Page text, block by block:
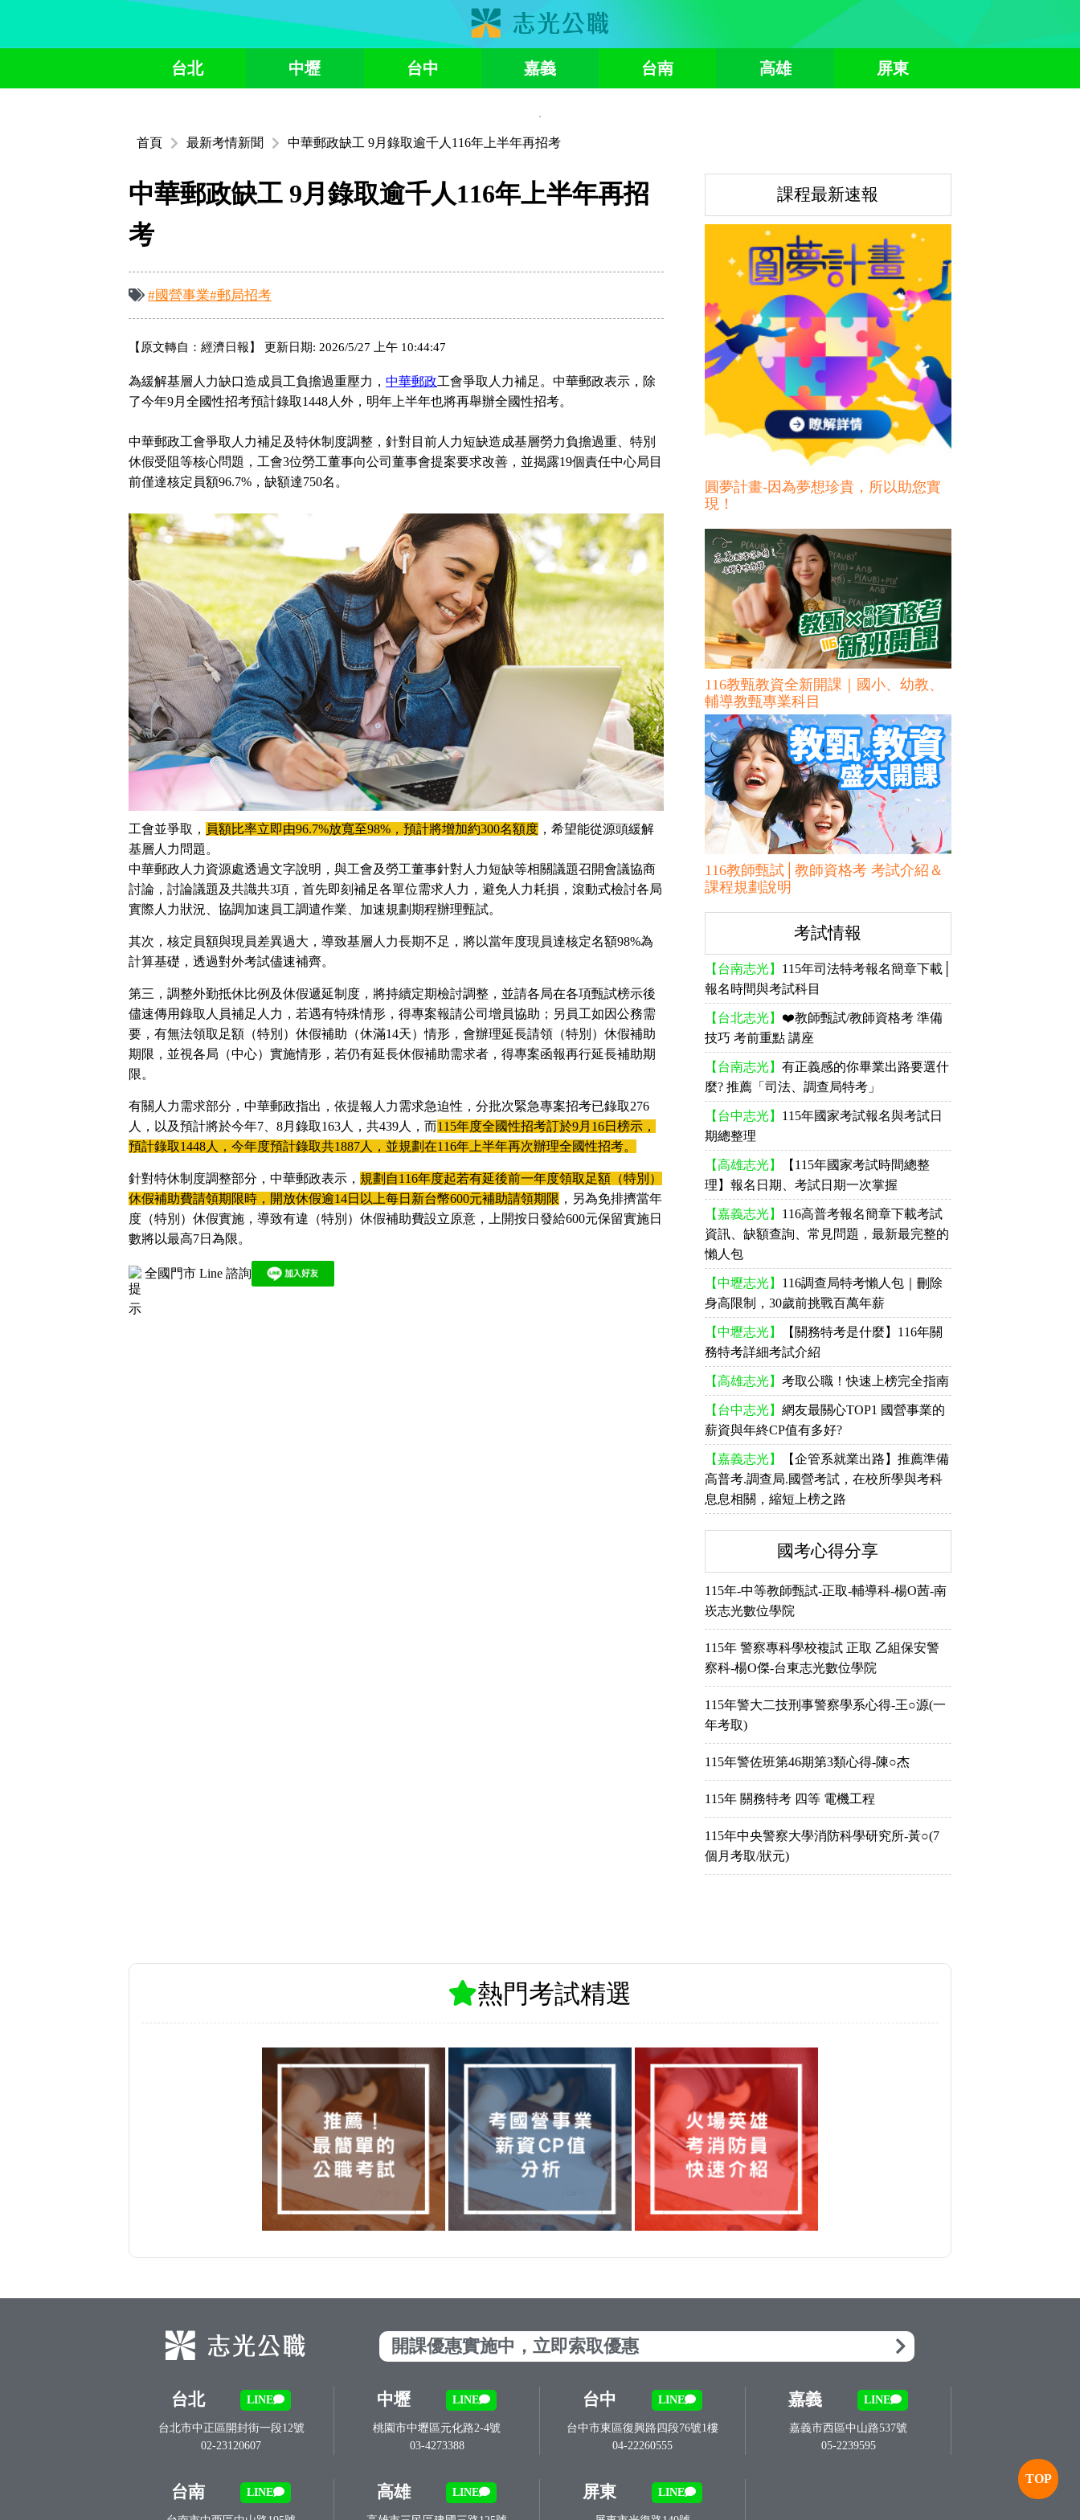
台北 中壢 台中 嘉義 台南 高雄 屏東
首頁 最新考情新聞 中華郵政缺工 9月錄取逾千人116年上半年再招考
課程最新速報
圓夢計畫-因為夢想珍貴，所以助您實
現！
116教甄教資全新開課｜國小、幼教、
輔導教甄專業科目
116教師甄試│教師資格考 考試介紹＆
課程規劃說明
考試情報
【台南志光】 115年司法特考報名簡章下載│
報名時間與考試科目
【台北志光】 ❤️教師甄試/教師資格考 準備
技巧 考前重點 講座
【台南志光】 有正義感的你畢業出路要選什
麼? 推薦「司法、調查局特考」
【台中志光】 115年國家考試報名與考試日
期總整理
【高雄志光】
【115年國家考試時間總整
理】報名日期、考試日期一次掌握
【嘉義志光】 116高普考報名簡章下載考試
資訊、缺額查詢、常見問題，最新最完整的
懶人包
【中壢志光】 116調查局特考懶人包｜刪除
身高限制，30歲前挑戰百萬年薪
【中壢志光】
【關務特考是什麼】116年關
務特考詳細考試介紹
【高雄志光】 考取公職！快速上榜完全指南
【台中志光】 網友最關心TOP1 國營事業的
薪資與年終CP值有多好?
【嘉義志光】
【企管系就業出路】推薦準備
高普考.調查局.國營考試，在校所學與考科
息息相關，縮短上榜之路
國考心得分享
115年-中等教師甄試-正取-輔導科-楊O茜-南
崁志光數位學院
115年 警察專科學校複試 正取 乙組保安警
察科-楊O傑-台東志光數位學院
115年警大二技刑事警察學系心得-王○源(一
年考取)
115年警佐班第46期第3類心得-陳○杰
115年 關務特考 四等 電機工程
115年中央警察大學消防科學研究所-黃○(7
個月考取/狀元)
中華郵政缺工 9月錄取逾千人116年上半年再招
考
#國營事業#郵局招考
【原文轉自：經濟日報】 更新日期: 2026/5/27 上午 10:44:47
為緩解基層人力缺口造成員工負擔過重壓力， 中華郵政工會爭取人力補足。中華郵政表示，除
了今年9月全國性招考預計錄取1448人外，明年上半年也將再舉辦全國性招考。
中華郵政工會爭取人力補足及特休制度調整，針對目前人力短缺造成基層勞力負擔過重、特別
休假受阻等核心問題，工會3位勞工董事向公司董事會提案要求改善，並揭露19個責任中心局目
前僅達核定員額96.7%，缺額達750名。
工會並爭取， 員額比率立即由96.7%放寬至98%，預計將增加約300名額度 ，希望能從源頭緩解
基層人力問題。
中華郵政人力資源處透過文字說明，與工會及勞工董事針對人力短缺等相關議題召開會議協商
討論，討論議題及共識共3項，首先即刻補足各單位需求人力，避免人力耗損，滾動式檢討各局
實際人力狀況、協調加速員工調遣作業、加速規劃期程辦理甄試。
其次，核定員額與現員差異過大，導致基層人力長期不足，將以當年度現員達核定名額98%為
計算基礎，透過對外考試儘速補齊。
第三，調整外勤抵休比例及休假遞延制度，將持續定期檢討調整，並請各局在各項甄試榜示後
儘速傳用錄取人員補足人力，若遇有特殊情形，得專案報請公司增員協助；另員工如因公務需
要，有無法領取足額（特別）休假補助（休滿14天）情形，會辦理延長請領（特別）休假補助
期限，並視各局（中心）實施情形，若仍有延長休假補助需求者，得專案函報再行延長補助期
限。
有關人力需求部分，中華郵政指出，依提報人力需求急迫性，分批次緊急專案招考已錄取276
人，以及預計將於今年7、8月錄取163人，共439人，而115年度全國性招考訂於9月16日榜示，
預計錄取1448人，今年度預計錄取共1887人，並規劃在116年上半年再次辦理全國性招考。
針對特休制度調整部分，中華郵政表示， 規劃自116年度起若有延後前一年度領取足額（特別）
休假補助費請領期限時，開放休假逾14日以上每日新台幣600元補助請領期限 ，另為免排擠當年
度（特別）休假實施，導致有違（特別）休假補助費設立原意，上開按日發給600元保留實施日
數將以最高7日為限。
全國門市 Line 諮詢
熱門考試精選
開課優惠實施中，立即索取優惠
台北 LINE
台北市中正區開封街一段12號
02-23120607
中壢 LINE
桃園市中壢區元化路2-4號
03-4273388
台中 LINE
台中市東區復興路四段76號1樓
04-22260555
嘉義 LINE
嘉義市西區中山路537號
05-2239595
台南 LINE 高雄 LINE 屏東 LINE
TOP